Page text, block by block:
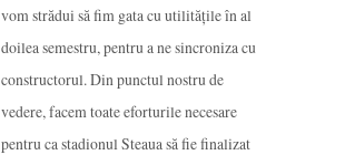
vom strădui să fim gata cu utilitățile în al
doilea semestru, pentru a ne sincroniza cu
constructorul. Din punctul nostru de
vedere, facem toate eforturile necesare
pentru ca stadionul Steaua să fie finalizat